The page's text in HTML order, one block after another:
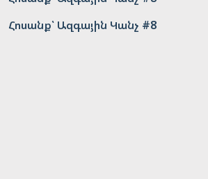
Հոսանք՝ Ազգային Կանչ #8